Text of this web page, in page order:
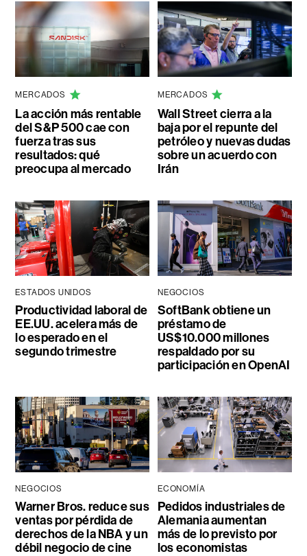
MERCADOS
La acción más rentable
del S&P 500 cae con
fuerza tras sus
resultados: qué
preocupa al mercado
MERCADOS
Wall Street cierra a la
baja por el repunte del
petróleo y nuevas dudas
sobre un acuerdo con
Irán
ESTADOS UNIDOS
Productividad laboral de
EE.UU. acelera más de
lo esperado en el
segundo trimestre
NEGOCIOS
SoftBank obtiene un
préstamo de
US$10.000 millones
respaldado por su
participación en OpenAI
NEGOCIOS
Warner Bros. reduce sus
ventas por pérdida de
derechos de la NBA y un
débil negocio de cine
ECONOMÍA
Pedidos industriales de
Alemania aumentan
más de lo previsto por
los economistas